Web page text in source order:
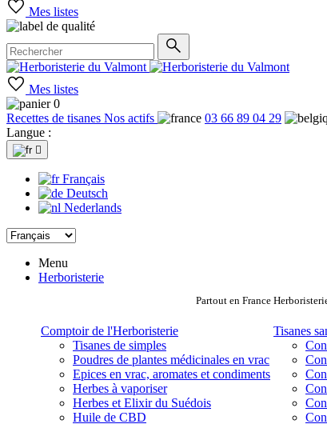
Mes listes
Mes listes
0
Recettes de tisanes Nos actifs 03 66 89 04 29
Langue :

Français
Deutsch
Nederlands
Menu
Herboristerie
Partout en France
Comptoir de l'Herboristerie
Tisanes de simples
Poudres de plantes médicinales en vrac
Epices en vrac, aromates et condiments
Herbes à vaporiser
Herbes et Elixir du Suédois
Huile de CBD
Tisanes